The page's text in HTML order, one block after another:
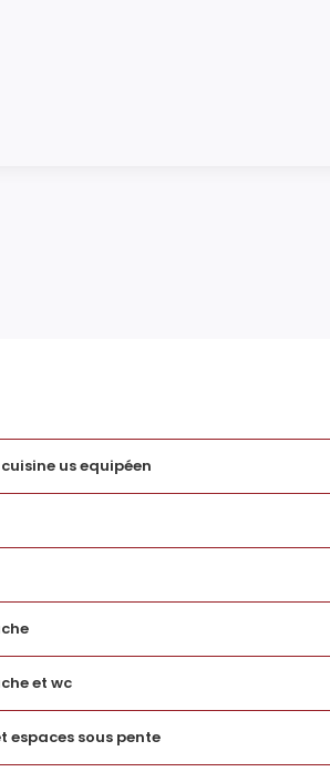
Non
Non
Oui
us equipéen
et wc
espaces sous pente